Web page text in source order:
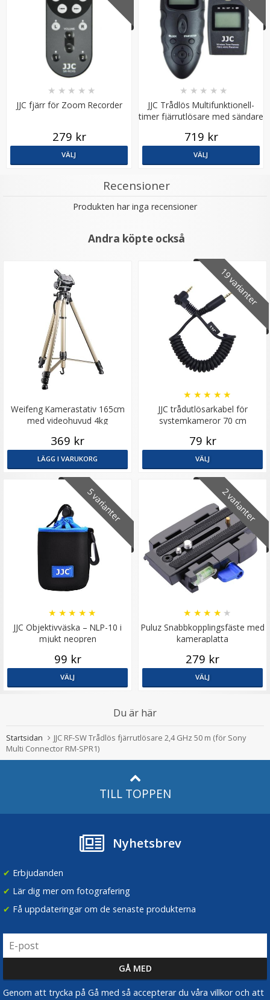
JJC fjärr för Zoom Recorder
★ ★ ★ ★ ★
279 kr
VÄLJ
JJC Trådlös Multifunktionell-
timer fjärrutlösare med sändare
★ ★ ★ ★ ★
719 kr
VÄLJ
Recensioner
Produkten har inga recensioner
Andra köpte också
Weifeng Kamerastativ 165cm
med videohuvud 4kg
369 kr
LÄGG I VARUKORG
19 varianter
JJC trådutlösarkabel för
systemkameror 70 cm
★ ★ ★ ★ ★
79 kr
VÄLJ
5 varianter
JJC Objektivväska – NLP-10 i
mjukt neopren
★ ★ ★ ★ ★
99 kr
VÄLJ
2 varianter
Puluz Snabbkopplingsfäste med
kameraplatta
★ ★ ★ ★ ★
279 kr
VÄLJ
Du är här
Startsidan
JJC RF-SW Trådlös fjärrutlösare 2,4 GHz 50 m (för Sony
Multi Connector RM-SPR1)
TILL TOPPEN
Nyhetsbrev
✔ Erbjudanden
✔ Lär dig mer om fotografering
✔ Få uppdateringar om de senaste produkterna
Genom att trycka på Gå med så accepterar du våra villkor och att